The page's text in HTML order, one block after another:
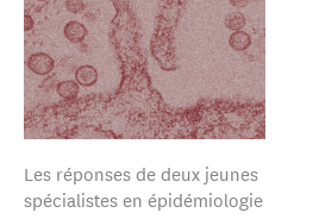
Les réponses de deux jeunes
spécialistes en épidémiologie